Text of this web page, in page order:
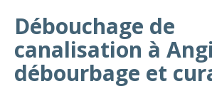
Débouchage de
canalisation à
débourbage et